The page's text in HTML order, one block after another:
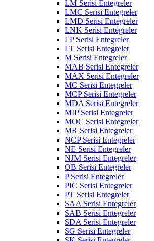
LM Serisi Entegreler
LMC Serisi Entegreler
LMD Serisi Entegreler
LNK Serisi Entegreler
LP Serisi Entegreler
LT Serisi Entegreler
M Serisi Entegreler
MAB Serisi Entegreler
MAX Serisi Entegreler
MC Serisi Entegreler
MCP Serisi Entegreler
MDA Serisi Entegreler
MIP Serisi Entegreler
MOC Serisi Entegreler
MR Serisi Entegreler
NCP Serisi Entegreler
NE Serisi Entegreler
NJM Serisi Entegreler
OB Serisi Entegreler
P Serisi Entegreler
PIC Serisi Entegreler
PT Serisi Entegreler
SAA Serisi Entegreler
SAB Serisi Entegreler
SDA Serisi Entegreler
SG Serisi Entegreler